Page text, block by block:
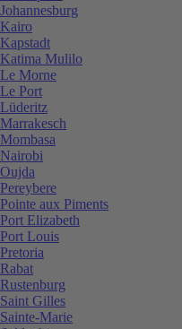
Johannesburg
Kairo
Kapstadt
Katima Mulilo
Le Morne
Le Port
Lüderitz
Marrakesch
Mombasa
Nairobi
Oujda
Pereybere
Pointe aux Piments
Port Elizabeth
Port Louis
Pretoria
Rabat
Rustenburg
Saint Gilles
Sainte-Marie